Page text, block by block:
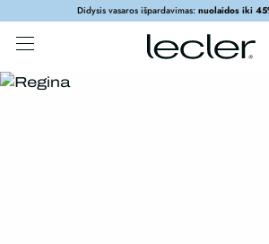
Didysis vasaros išpardavimas: nuolaidos iki